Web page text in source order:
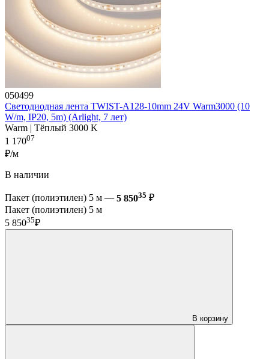
050499
Светодиодная лента TWIST-A128-10mm 24V Warm3000 (10
W/m, IP20, 5m) (Arlight, 7 лет)
Warm | Тёплый 3000 K
1 17007
₽/м
В наличии
Пакет (полиэтилен) 5 м — 5 85035 ₽
Пакет (полиэтилен) 5 м
5 85035₽
В корзину